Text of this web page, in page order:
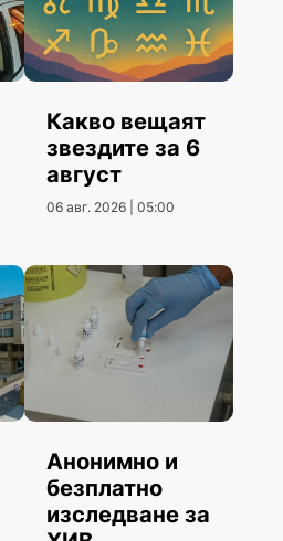
Какво вещаят
звездите за 6
август
06 авг. 2026 | 05:00
Анонимно и
безплатно
изследване за